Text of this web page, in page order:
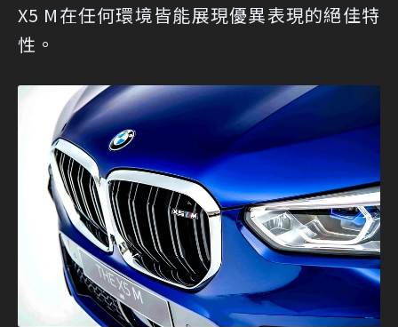
X5 M在任何環境皆能展現優異表現的絕佳特
性。